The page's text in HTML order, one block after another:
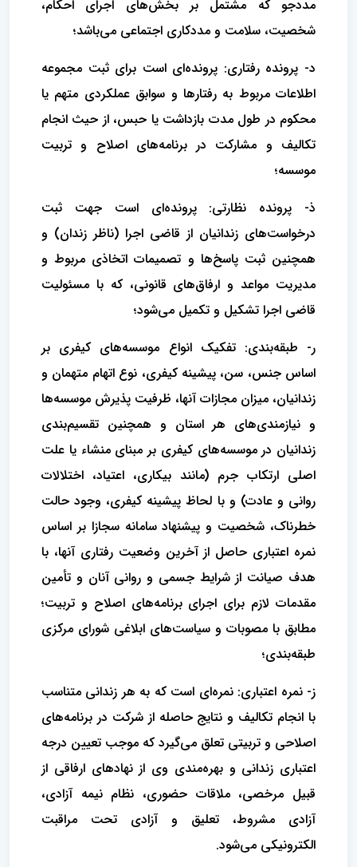
مددجو که مشتمل بر بخش‌های اجرای احکام،
شخصیت، سلامت و مددکاری اجتماعی می‌باشد؛
د- پرونده رفتاری: پرونده‌ای است برای ثبت مجموعه
اطلاعات مربوط به رفتارها و سوابق عملکردی متهم یا
محکوم در طول مدت بازداشت یا حبس، از حیث انجام
تکالیف و مشارکت در برنامه‌های اصلاح و تربیت
موسسه؛
ذ- پرونده نظارتی: پرونده‌ای است جهت ثبت
درخواست‌های زندانیان از قاضی اجرا (ناظر زندان) و
همچنین ثبت پاسخ‌ها و تصمیمات اتخاذی مربوط و
مدیریت مواعد و ارفاق‌های قانونی، که با مسئولیت
قاضی اجرا تشکیل و تکمیل می‌شود؛
ر- طبقه‌بندی: تفکیک انواع موسسه‌های کیفری بر
اساس جنس، سن، پیشینه کیفری، نوع اتهام متهمان و
زندانیان، میزان مجازات آنها، ظرفیت پذیرش موسسه‌ها
و نیازمندی‌های هر استان و همچنین تقسیم‌بندی
زندانیان در موسسه‌های کیفری بر مبنای منشاء یا علت
اصلی ارتکاب جرم (مانند بیکاری، اعتیاد، اختلالات
روانی و عادت) و با لحاظ پیشینه کیفری، وجود حالت
خطرناک، شخصیت و پیشنهاد سامانه سجازا بر اساس
نمره اعتباری حاصل از آخرین وضعیت رفتاری آنها، با
هدف صیانت از شرایط جسمی و روانی آنان و تأمین
مقدمات لازم برای اجرای برنامه‌های اصلاح و تربیت؛
مطابق با مصوبات و سیاست‌های ابلاغی شورای مرکزی
طبقه‌بندی؛
ز- نمره اعتباری: نمره‌ای است که به هر زندانی متناسب
با انجام تکالیف و نتایج حاصله از شرکت در برنامه‌های
اصلاحی و تربیتی تعلق می‌گیرد که موجب تعیین درجه
اعتباری زندانی و بهره‌مندی وی از نهادهای ارفاقی از
قبیل مرخصی، ملاقات حضوری، نظام نیمه آزادی،
آزادی مشروط، تعلیق و آزادی تحت مراقبت
الکترونیکی می‌شود.